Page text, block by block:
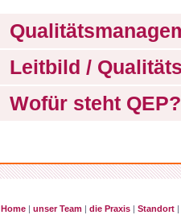
Leitbild /
Wofür steht QEP?
Home | unser Team | die Praxis | Standort |